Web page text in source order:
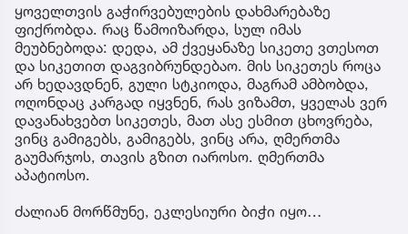
ყოველთვის გაჭირვებულების დახმარებაზე
ფიქრობდა. რაც წამოიზარდა, სულ იმას
მეუბნებოდა: დედა, ამ ქვეყანაზე სიკეთე ვთესოთ
და სიკეთით დაგვიბრუნდებაო. მის სიკეთეს როცა
არ ხედავდნენ, გული სტკიოდა, მაგრამ ამბობდა,
ოღონდაც კარგად იყვნენ, რას ვიზამთ, ყველას ვერ
დავანახვებთ სიკეთეს, მათ ასე ესმით ცხოვრება,
ვინც გამიგებს, გამიგებს, ვინც არა, ღმერთმა
გაუმარჯოს, თავის გზით იაროსო. ღმერთმა
აპატიოსო.
ძალიან მორწმუნე, ეკლესიური ბიჭი იყო…